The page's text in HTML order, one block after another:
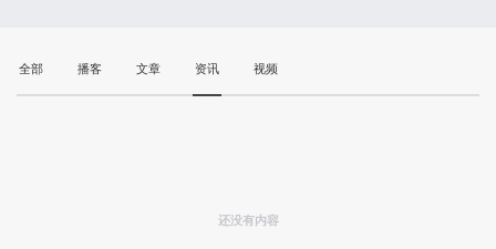
全部 播客 文章 资讯 视频
还没有内容